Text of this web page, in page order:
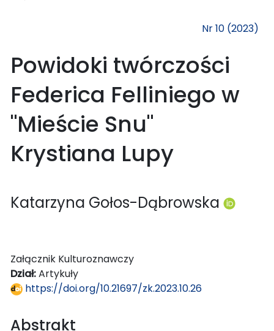
Nr 10 (2023)
Powidoki twórczości
Federica Felliniego w
"Mieście Snu"
Krystiana Lupy
Katarzyna Gołos-Dąbrowska
Załącznik Kulturoznawczy
Dział:Artykuły
https://doi.org/10.21697/zk.2023.10.26
Abstrakt